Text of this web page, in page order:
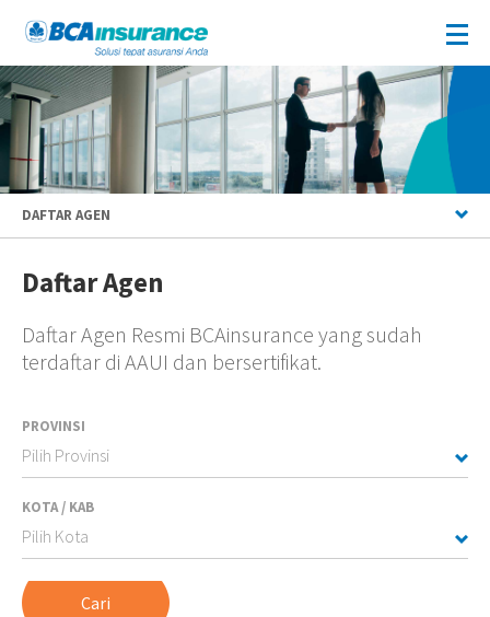
DAFTAR AGEN
Daftar Agen
Daftar Agen Resmi BCAinsurance yang sudah
terdaftar di AAUI dan bersertifikat.
PROVINSI
KOTA / KAB